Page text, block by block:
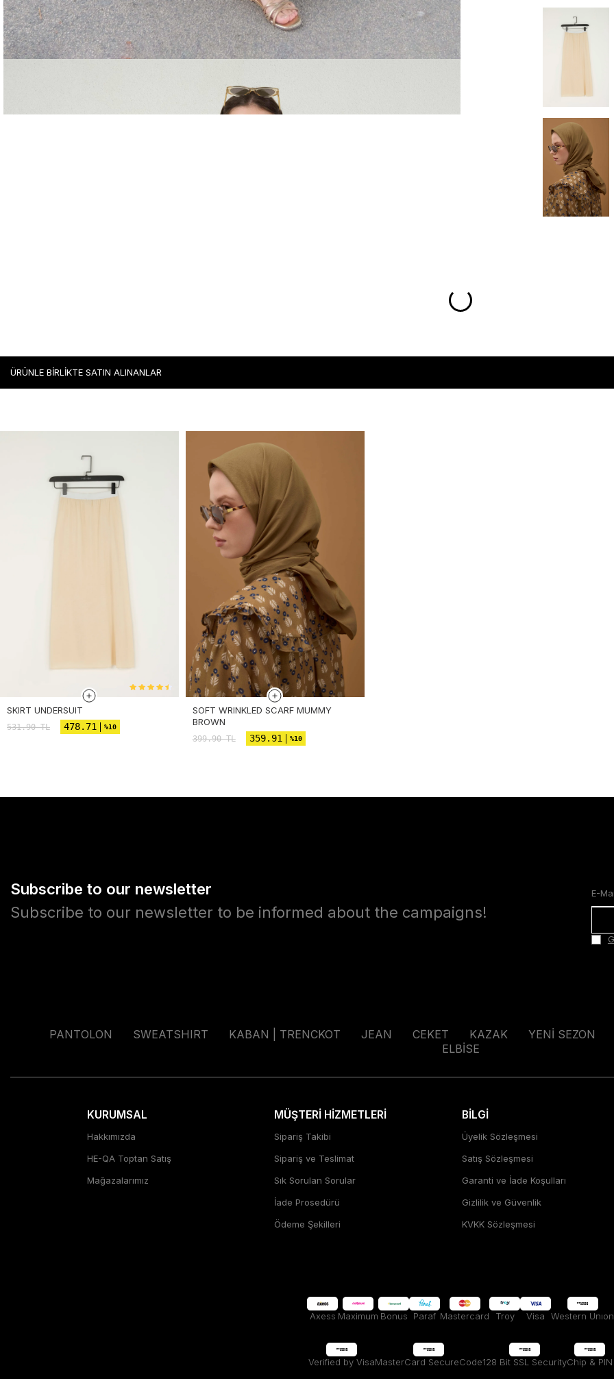
ÜRÜNLE BİRLİKTE SATIN ALINANLAR
SKIRT UNDERSUIT
531.90TL 478.71 %10
SOFT WRINKLED SCARF MUMMY
BROWN
399.90TL 359.91 %10
Subscribe to our newsletter
Subscribe to our newsletter to be informed about the campaigns!
PANTOLON SWEATSHIRT KABAN | TRENCKOT JEAN CEKET KAZAK YENİ SEZON
ELBİSE
KURUMSAL
Hakkımızda
HE-QA Toptan Satış
Mağazalarımız
MÜŞTERİ HİZMETLERİ
Sipariş Takibi
Sipariş ve Teslimat
Sık Sorulan Sorular
İade Prosedürü
Ödeme Şekilleri
BİLGİ
Üyelik Sözleşmesi
Satış Sözleşmesi
Garanti ve İade Koşulları
Gizlilik ve Güvenlik
KVKK Sözleşmesi
Axess Maximum Bonus Paraf Mastercard Troy Visa Western Unıon
Verified by VisaMasterCard SecureCode128 Bit SSL SecurityChip & PIN